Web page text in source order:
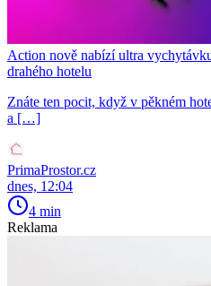
Action nově nabízí ultra
drahého hotelu
Znáte ten pocit, když v pěkném
a […]
PrimaProstor.cz
dnes, 12:04
4 min
Reklama